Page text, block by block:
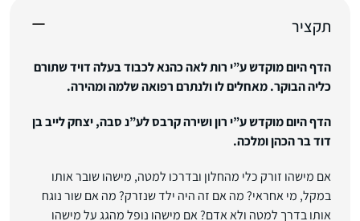
תקציר
הדף היום מוקדש ע”י רות לאה כהנא לכבוד בעלה דויד שתורם
כליה הבוקר. מאחלים לו ולנתרם רפואה שלמה ומהירה.
הדף היום מוקדש ע”י רון ושירה קרבס לע”נ סבה, יצחק לייב בן
דוד בר הכהן ומלכה.
אם מישהו זורק כלי מהחלון ובדרכו למטה, מישהו שובר אותו
במקל, מי אחראי? מה אם זה היה ילד שנזרק? מה אם שור נוגח
אותו בדרך למטה ולא אדם? אם מישהו נופל מהגג על מישהו